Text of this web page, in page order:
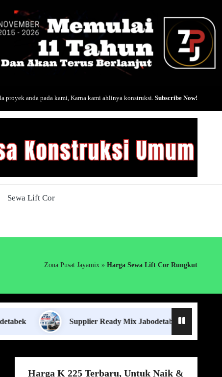
proyek anda pada kami, Karna kami ahlinya konstruksi. Subscribe Now!
Sewa Lift Cor
Zona Pusat Jayamix » Harga Sewa Lift Cor Rungkut
Supplier Ready Mix Jabodetabek
Harga K 225 Terbaru, Untuk Naik &